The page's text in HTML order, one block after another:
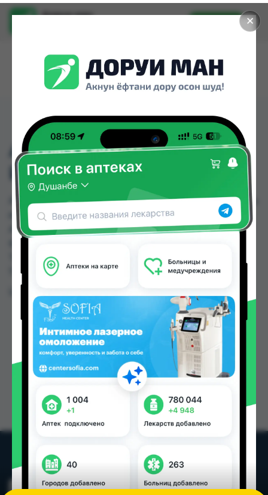
✕
Доруи ман
Установить
АКВАТРОКС ПОР Д/
ИНЪ 1Г №1 ФЛ
АКВАТРОКС ПОР Д/ИНЪ 1Г №1 ФЛ можно купить
или заказать в аптеках, Абубакри Карим,
Алишер-К, Асия фарм , Дармон компания, Дору
TJS до 34.16 TJS в Душанбе и других городах
Таджикистана